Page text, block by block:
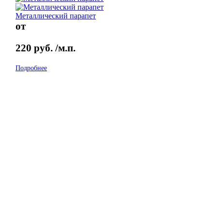
Металлический парапет
от
220 руб. /м.п.
Подробнее